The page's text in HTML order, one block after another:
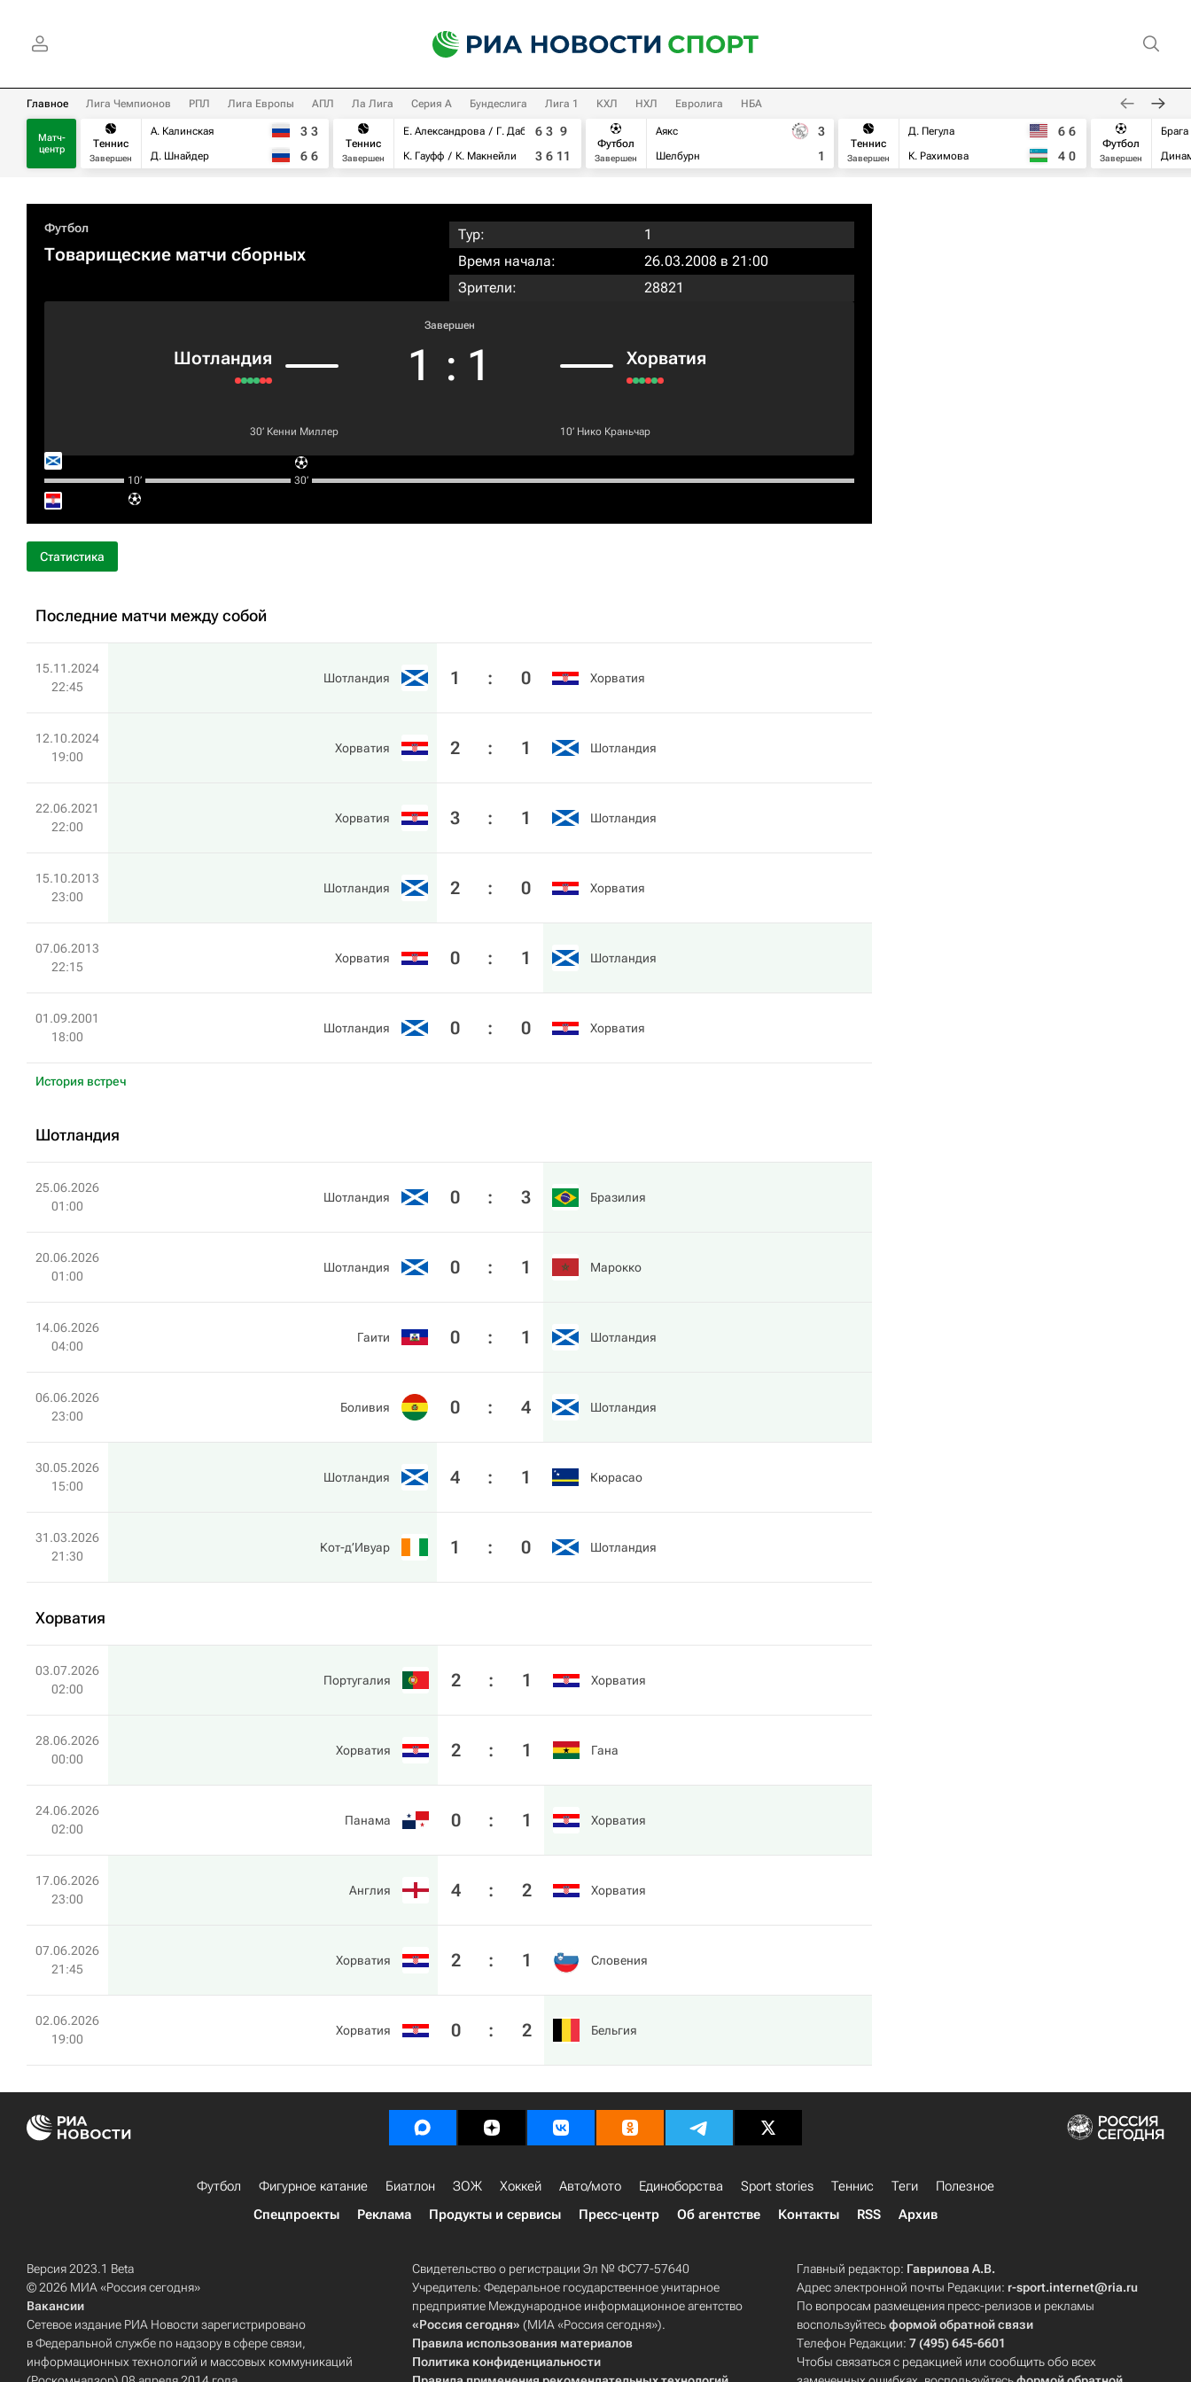
Главное Лига Чемпионов РПЛ Лига Европы АПЛ Ла Лига Серия А Бундеслига Лига 1 КХЛ НХЛ Евролига НБА
Матч-
центр
Теннис
Завершен
А. Калинская
Д. Шнайдер
3 3
6 6
Теннис
Завершен
Е. Александрова
Г. Дабровски
К. Гауфф
К. Макнейли
6 3 9
3 6 11
Футбол
Завершен
Аякс
Шелбурн
3
1
Теннис
Завершен
Д. Пегула
К. Рахимова
6 6
4 0
Футбол
Завершен
Брага
Футбол
Товарищеские матчи сборных
Тур:
1
Время начала:
26.03.2008 в 21:00
Зрители:
28821
Шотландия
Завершен
1 : 1 Хорватия
30‎’‎ Кенни Миллер 10‎’‎ Нико Краньчар
10‎’‎ 30‎’‎
Статистика
Последние матчи между собой
15.11.2024
22:45
Шотландия 1 : 0 Хорватия
12.10.2024
19:00
Хорватия 2 : 1 Шотландия
22.06.2021
22:00
Хорватия 3 : 1 Шотландия
15.10.2013
23:00
Шотландия 2 : 0 Хорватия
07.06.2013
22:15
Хорватия 0 : 1 Шотландия
01.09.2001
18:00
Шотландия 0 : 0 Хорватия
История встреч
Шотландия
25.06.2026
01:00
Шотландия 0 : 3 Бразилия
20.06.2026
01:00
Шотландия 0 : 1 Марокко
14.06.2026
04:00
Гаити 0 : 1 Шотландия
06.06.2026
23:00
Боливия 0 : 4 Шотландия
30.05.2026
15:00
Шотландия 4 : 1 Кюрасао
31.03.2026
21:30
Кот-д’Ивуар 1 : 0 Шотландия
Хорватия
03.07.2026
02:00
Португалия 2 : 1 Хорватия
28.06.2026
00:00
Хорватия 2 : 1 Гана
24.06.2026
02:00
Панама 0 : 1 Хорватия
17.06.2026
23:00
Англия 4 : 2 Хорватия
07.06.2026
21:45
Хорватия 2 : 1 Словения
02.06.2026
19:00
Хорватия 0 : 2 Бельгия
Футбол Фигурное катание Биатлон ЗОЖ Хоккей Авто/мото Единоборства Sport stories Теннис Теги
Полезное
Спецпроекты
Реклама Продукты и сервисы Пресс-центр Об агентстве Контакты RSS Архив
Версия 2023.1 Beta
© 2026 МИА «Россия сегодня»
Вакансии
Сетевое издание РИА Новости зарегистрировано
в Федеральной службе по надзору в сфере связи,
информационных технологий и массовых коммуникаций
Свидетельство о регистрации Эл № ФС77-57640
Учредитель: Федеральное государственное унитарное
предприятие Международное информационное агентство
«Россия сегодня» (МИА «Россия сегодня»).
Правила использования материалов
Политика конфиденциальности
Главный редактор: Гаврилова А.В.
Адрес электронной почты Редакции: r-sport.internet@ria.ru
По вопросам размещения пресс-релизов и рекламы
воспользуйтесьформой обратной связи
Телефон Редакции:7 (495) 645-6601
Чтобы связаться с редакцией или сообщить обо всех